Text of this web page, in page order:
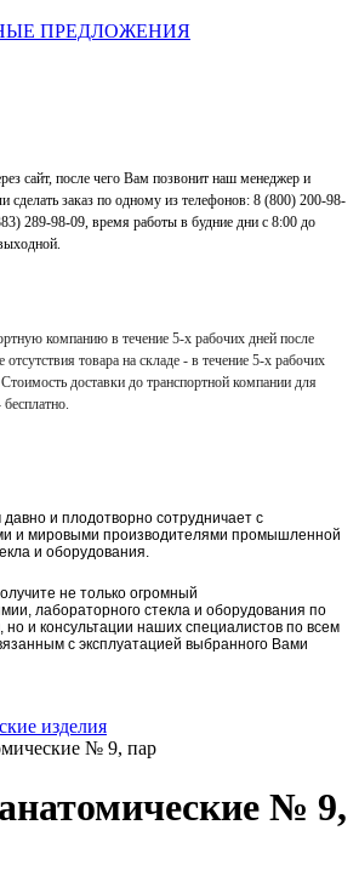
ПРЕДЛОЖЕНИЯ
сайт, после чего Вам позвонит наш менеджер и
сделать заказ по одному из телефонов: 8 (800) 200-98-
289-98-09, время работы в будние дни с 8:00 до
компанию в течение 5-х рабочих дней после
товара на складе - в течение 5-х рабочих
доставки до транспортной компании для
бесплатно.
давно и плодотворно сотрудничает с
и мировыми производителями промышленной
и оборудования.
не только огромный
лабораторного стекла и оборудования по
и консультации наших специалистов по всем
с эксплуатацией выбранного Вами
изделия
№ 9, пар
№ 9,